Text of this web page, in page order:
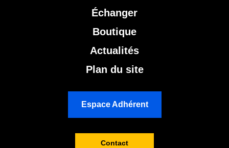
Échanger
Boutique
Actualités
Plan du site
Espace Adhérent
Contact